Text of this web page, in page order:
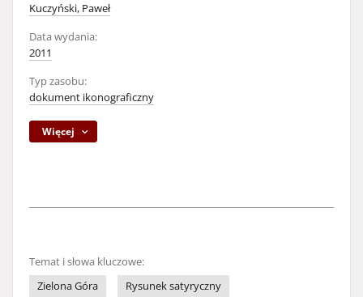
Kuczyński, Paweł
Data wydania:
2011
Typ zasobu:
dokument ikonograficzny
Więcej
Temat i słowa kluczowe:
Zielona Góra
Rysunek satyryczny